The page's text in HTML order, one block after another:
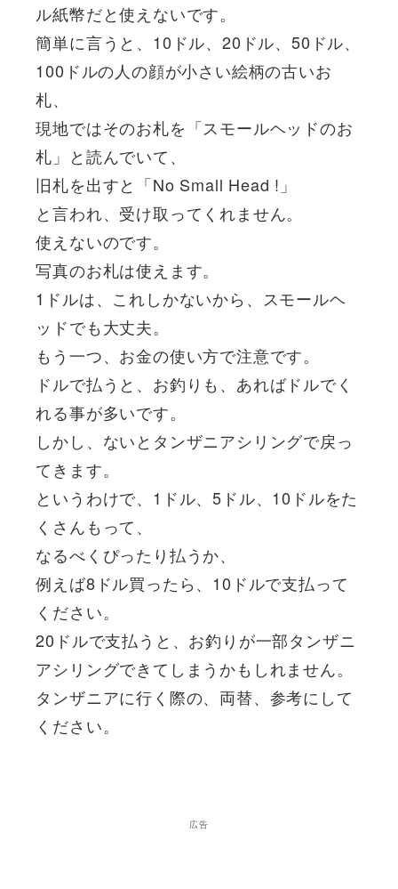
ル紙幣だと使えないです。
簡単に言うと、10ドル、20ドル、50ドル、
100ドルの人の顔が小さい絵柄の古いお
札、
現地ではそのお札を「スモールヘッドのお
札」と読んでいて、
旧札を出すと「No Small Head !」
と言われ、受け取ってくれません。
使えないのです。
写真のお札は使えます。
1ドルは、これしかないから、スモールヘ
ッドでも大丈夫。
もう一つ、お金の使い方で注意です。
ドルで払うと、お釣りも、あればドルでく
れる事が多いです。
しかし、ないとタンザニアシリングで戻っ
てきます。
というわけで、1ドル、5ドル、10ドルをた
くさんもって、
なるべくぴったり払うか、
例えば8ドル買ったら、10ドルで支払って
ください。
20ドルで支払うと、お釣りが一部タンザニ
アシリングできてしまうかもしれません。
タンザニアに行く際の、両替、参考にして
ください。
広告